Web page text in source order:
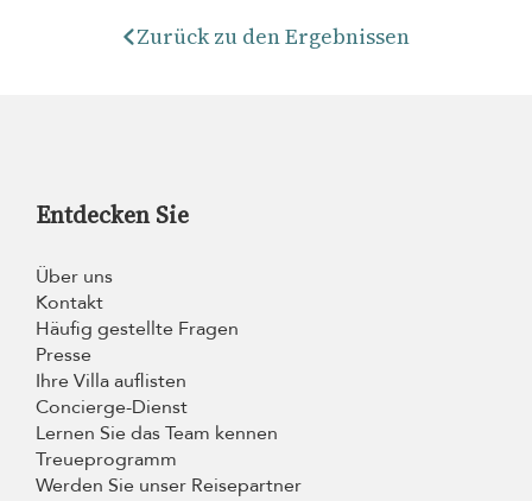
Zurück zu den Ergebnissen
Entdecken Sie
Über uns
Kontakt
Häufig gestellte Fragen
Presse
Ihre Villa auflisten
Concierge-Dienst
Lernen Sie das Team kennen
Treueprogramm
Werden Sie unser Reisepartner